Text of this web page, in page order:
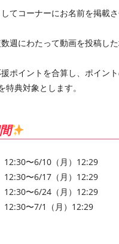
してコーナーにお名前を掲載
週にわたって動画を投稿し
ポイントを合算し、ポイン
典対象とします。
12:30〜6/10（月）12:29
12:30〜6/17（月）12:29
12:30〜6/24（月）12:29
12:30〜7/1（月）12:29